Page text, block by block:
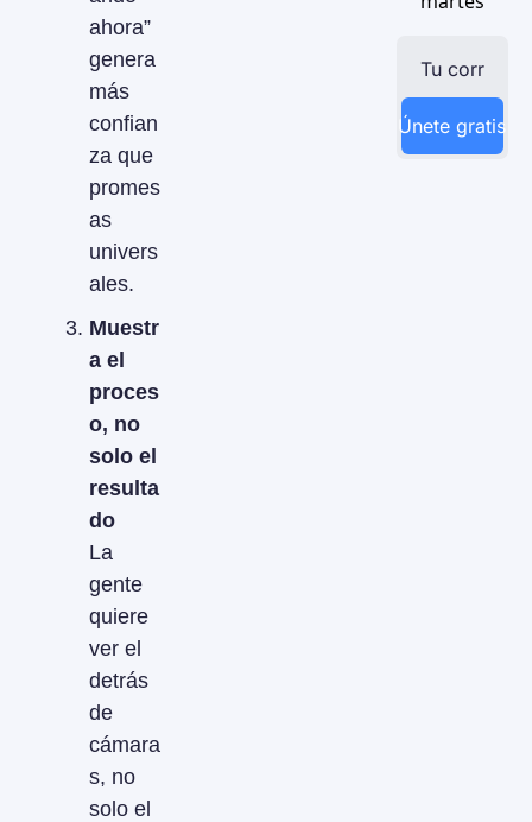
ahora”
genera
más
confian
za que
promes
as
univers
ales.
Muestr
a el
proces
o, no
solo el
resulta
do
La
gente
quiere
ver el
detrás
de
cámara
s, no
solo el
Únete gratis